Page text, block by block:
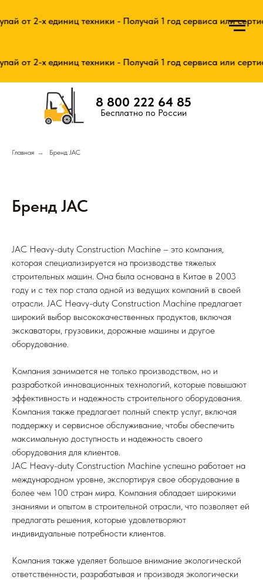
х единиц техники - Получай 1 год сервиса или
х единиц техники - Получай 1 год сервиса или
8 800 222 64 85
Бесплатно по России
Главная → Бренд JAC
Бренд JAC
JAC Heavy-duty Construction Machine – это компания,
которая специализируется на производстве тяжелых
строительных машин. Она была основана в Китае в 2003
году и с тех пор стала одной из ведущих компаний в своей
отрасли. JAC Heavy-duty Construction Machine предлагает
широкий выбор высококачественных продуктов, включая
экскаваторы, грузовики, дорожные машины и другое
оборудование.
Компания занимается не только производством, но и
разработкой инновационных технологий, которые повышают
эффективность и надежность строительного оборудования.
Компания также предлагает полный спектр услуг, включая
поддержку и сервисное обслуживание, чтобы обеспечить
максимальную доступность и надежность своего
оборудования для клиентов.
JAC Heavy-duty Construction Machine успешно работает на
международном уровне, экспортируя свое оборудование в
более чем 100 стран мира. Компания обладает широкими
знаниями и опытом в строительной отрасли, что позволяет ей
предлагать решения, которые удовлетворяют
индивидуальные потребности клиентов.
Компания также уделяет большое внимание экологической
ответственности, разрабатывая и производя экологически